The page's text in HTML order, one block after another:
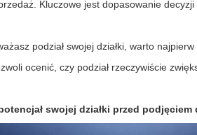
Kluczowe jest dopasowanie
podział swojej działki, warto
ocenić, czy podział rzeczywiście
swojej działki przed podjęciem